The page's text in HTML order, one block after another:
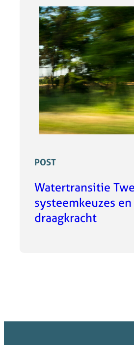
POST
Watertransitie
systeemkeuzes
draagkracht